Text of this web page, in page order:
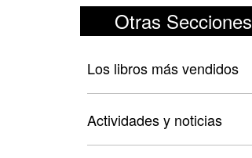
Otras Secciones
Los libros más vendidos
Actividades y noticias